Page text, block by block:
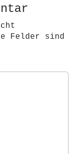
Felder sind